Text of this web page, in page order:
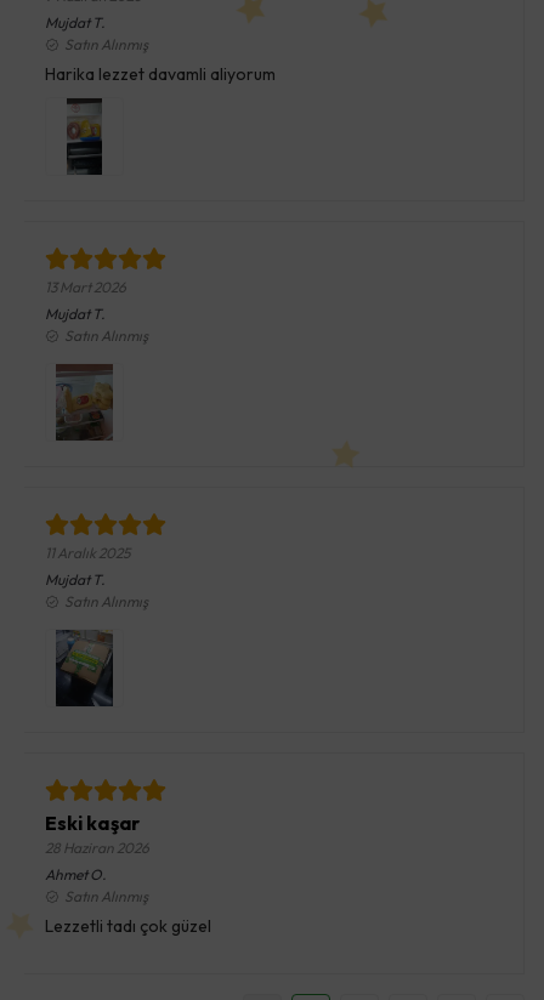
Mujdat T.
Satın Alınmış
Harika lezzet davamli aliyorum
13 Mart 2026
Mujdat T.
Satın Alınmış
11 Aralık 2025
Mujdat T.
Satın Alınmış
Eski kaşar
28 Haziran 2026
Ahmet O.
Satın Alınmış
Lezzetli tadı çok güzel